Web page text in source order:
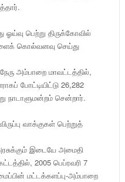
ஓய்வு பெற்று திருக்கோவில்
கொல்வனவு செய்து
அம்பாறை மாவட்டத்தில்,
போட்டியிட்டு 26,282
நாடாளுமன்றம் சென்றார்.
வாக்குகள் பெற்றுத்
இடையே அமைதி
2005 பெப்ரவரி 7
மட்டக்களப்பு-அம்பாறை